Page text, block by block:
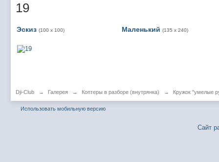
19
Эскиз (100 x 100) Маленький (135 x 240)
Dji-Club → Галерея → Коптеры в разборе (внутрянка) → Кружок "умелые
Использовать мобильную версию
Сайт